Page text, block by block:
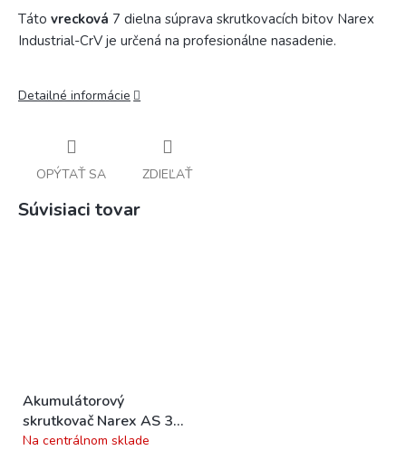
Táto vrecková 7 dielna súprava skrutkovacích bitov Narex
Industrial-CrV je určená na profesionálne nasadenie.
Detailné informácie
OPÝTAŤ SA ZDIEĽAŤ
Súvisiaci tovar
Akumulátorový
skrutkovač Narex AS 37-
Li Hybro
Priemerné
Na centrálnom sklade